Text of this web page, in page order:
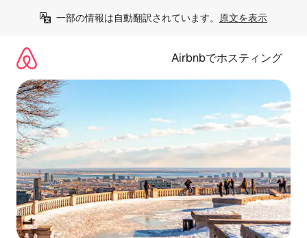
一部の情報は自動翻訳されています。 原文を表示
Airbnbでホスティング